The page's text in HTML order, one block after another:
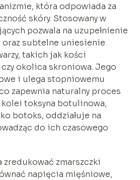
która odpowiada za
skóry. Stosowany w
pozwala na uzupełnienie
subtelne uniesienie
takich jak kości
okolica skroniowa. Jego
i ulega stopniowemu
zapewnia naturalny proces
kolei toksyna botulinowa,
botoks, oddziałuje na
do ich czasowego
zredukować zmarszczki
napięcia mięśniowe,